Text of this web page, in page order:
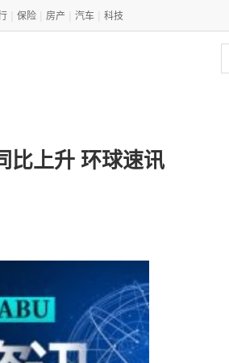
保险 房产 汽车 科技
比上升 环球速讯